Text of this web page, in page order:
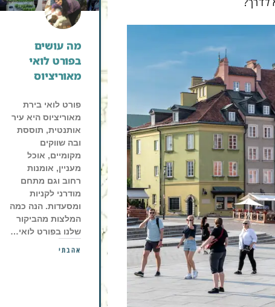
מה עושים
בפורט לואי
מאוריציוס
פורט לואי בירת
מאוריציוס היא עיר
אותנטית, תוססת
ובה שווקים
מקומיים, אוכל
מעניין, אומנות
רחוב וגם מתחם
מודרני לקניות
ומסעדות. הנה כמה
המלצות מהביקור
שלנו בפורט לואי…
אהבתי